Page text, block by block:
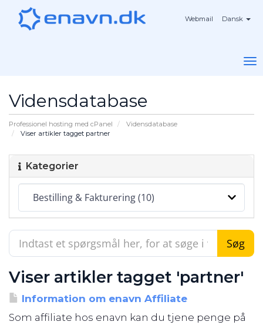
Webmail Dansk
Vidensdatabase
Professionel hosting med cPanel
Vidensdatabase
Viser artikler tagget partner
Kategorier
Viser artikler tagget 'partner'
Information om enavn Affiliate
Som affiliate hos enavn kan du tjene penge på